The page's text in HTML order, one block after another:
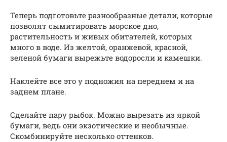
Теперь подготовьте разнообразные детали, которые
позволят сымитировать морское дно,
растительность и живых обитателей, которых
много в воде. Из желтой, оранжевой, красной,
зеленой бумаги вырежьте водоросли и камешки.
Наклейте все это у подножия на переднем и на
заднем плане.
Сделайте пару рыбок. Можно вырезать из яркой
бумаги, ведь они экзотические и необычные.
Скомбинируйте несколько оттенков.